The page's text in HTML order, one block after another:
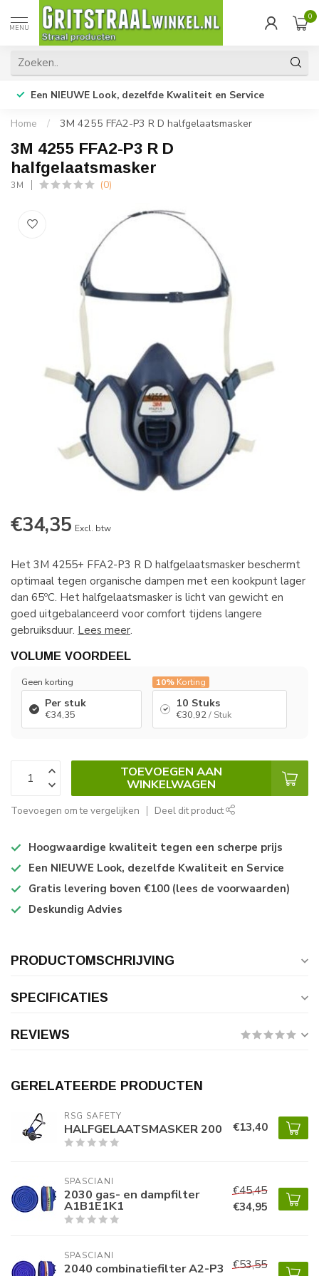
MENU
0
Een NIEUWE Look, dezelfde Kwaliteit en Service
Home / 3M 4255 FFA2-P3 R D halfgelaatsmasker
3M 4255 FFA2-P3 R D
halfgelaatsmasker
3M (0)
€34,35 Excl. btw
Het 3M 4255+ FFA2-P3 R D halfgelaatsmasker beschermt
optimaal tegen organische dampen met een kookpunt lager
dan 65ºC. Het halfgelaatsmasker is licht van gewicht en
goed uitgebalanceerd voor comfort tijdens langere
gebruiksduur. Lees meer.
VOLUME VOORDEEL
Geen korting
Per stuk
€34,35
10% Korting
10 Stuks
€30,92/ Stuk
TOEVOEGEN AAN
WINKELWAGEN
Toevoegen om te vergelijken Deel dit product
Hoogwaardige kwaliteit tegen een scherpe prijs
Een NIEUWE Look, dezelfde Kwaliteit en Service
Gratis levering boven €100 (lees de voorwaarden)
Deskundig Advies
PRODUCTOMSCHRIJVING
SPECIFICATIES
REVIEWS
GERELATEERDE PRODUCTEN
RSG SAFETY
HALFGELAATSMASKER 200 €13,40
SPASCIANI
2030 gas- en dampfilter
A1B1E1K1
€45,45
€34,95
SPASCIANI
2040 combinatiefilter A2-P3
€53,55